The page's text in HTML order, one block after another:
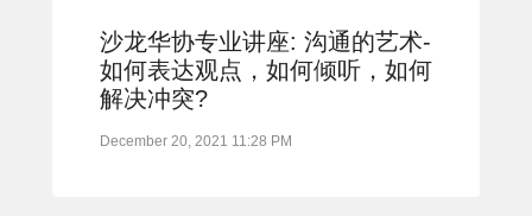
沙龙华协专业讲座: 沟通的艺术-
如何表达观点，如何倾听，如何
解决冲突?
December 20, 2021 11:28 PM